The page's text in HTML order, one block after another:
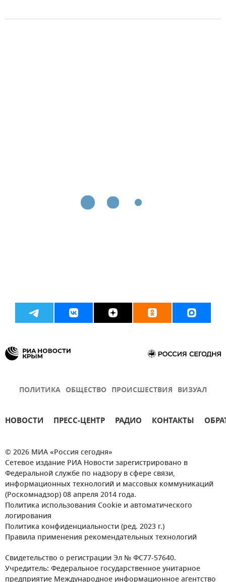
ПОЛИТИКА ОБЩЕСТВО ПРОИСШЕСТВИЯ ВИЗУАЛ
НОВОСТИ ПРЕСС-ЦЕНТР РАДИО КОНТАКТЫ
© 2026 МИА «Россия сегодня»
Сетевое издание РИА Новости зарегистрировано в
Федеральной службе по надзору в сфере связи,
информационных технологий и массовых коммуникаций
(Роскомнадзор) 08 апреля 2014 года.
Политика использования Cookie и автоматического
логирования
Политика конфиденциальности (ред. 2023 г.)
Правила применения рекомендательных технологий
Свидетельство о регистрации Эл № ФС77-57640.
Учредитель: Федеральное государственное унитарное
предприятие Международное информационное агентство